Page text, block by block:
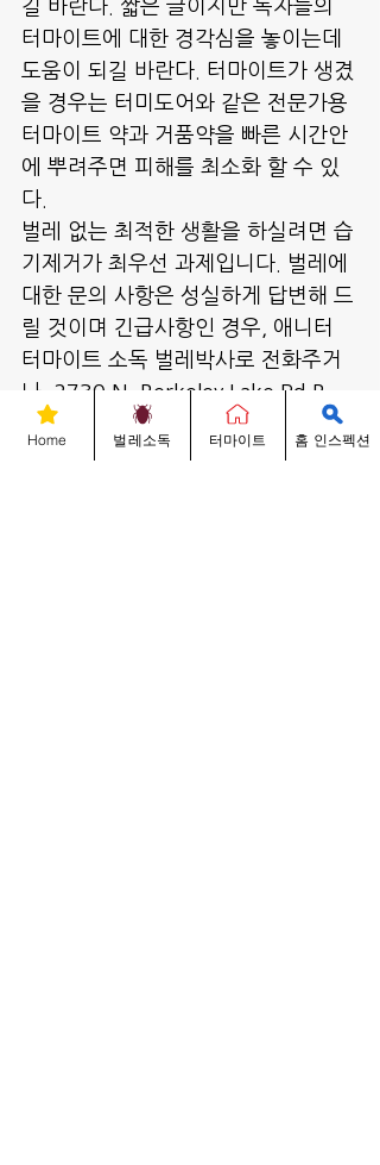
길 바란다. 짧은 글이지만 독자들의
터마이트에 대한 경각심을 놓이는데
도움이 되길 바란다. 터마이트가 생겼
을 경우는 터미도어와 같은 전문가용
터마이트 약과 거품약을 빠른 시간안
에 뿌려주면 피해를 최소화 할 수 있
다.
벌레 없는 최적한 생활을 하실려면 습
기제거가 최우선 과제입니다. 벌레에
대한 문의 사항은 성실하게 답변해 드
릴 것이며 긴급사항인 경우, 애니터
터마이트 소독 벌레박사로 전화주거
나, 2730 N. Berkeley Lake Rd B-
600 Duluth, GA 30096 (조선일보
옆)에 위치한 회사 사무실로 방문하
Home 벌레소독 터마이트 홈 인스펙션